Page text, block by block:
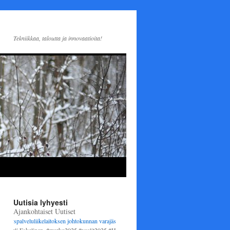
Tekniikkaa, taloutta ja innovaatioita!
Uutisia lyhyesti
Ajankohtaiset Uutiset
johtokunnan varajäseneksi